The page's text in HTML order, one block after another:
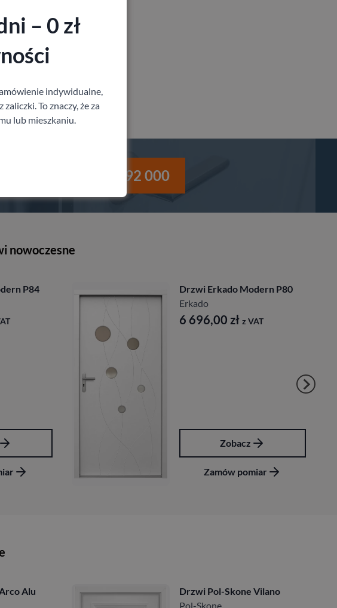
drzwi 530 992 000
nowoczesne
P84
Drzwi Erkado Modern P80
Erkado
6 696,00 zł z VAT
Zobacz
Zamów pomiar
Alu
Drzwi Pol-Skone Vilano
Pol-Skone
– 0 zł
indywidualne,
To znaczy, że za
lub mieszkaniu.